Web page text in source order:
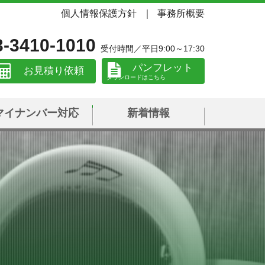
個人情報保護方針 事務所概要
3410-1010 受付時間／平日9:00～17:30
お見積り依頼 パンフレット
イナンバー対応 新着情報